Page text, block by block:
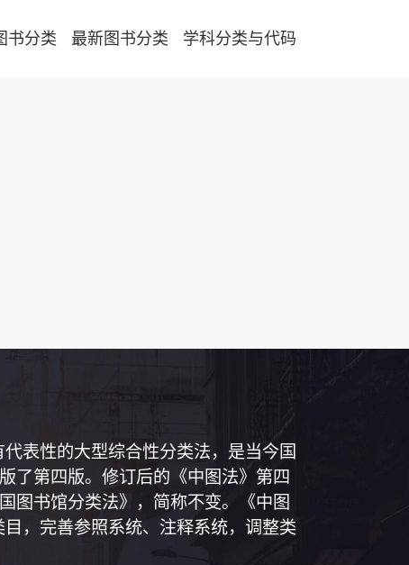
书分类 最新图书分类 学科分类与代码
表性的大型综合性分类法，是当今国
了第四版。修订后的《中图法》第四
图书馆分类法》，简称不变。《中图
，完善参照系统、注释系统，调整类